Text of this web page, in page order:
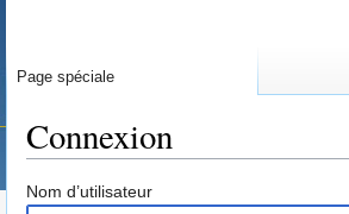
Connexion
Nom d’utilisateur
Page spéciale